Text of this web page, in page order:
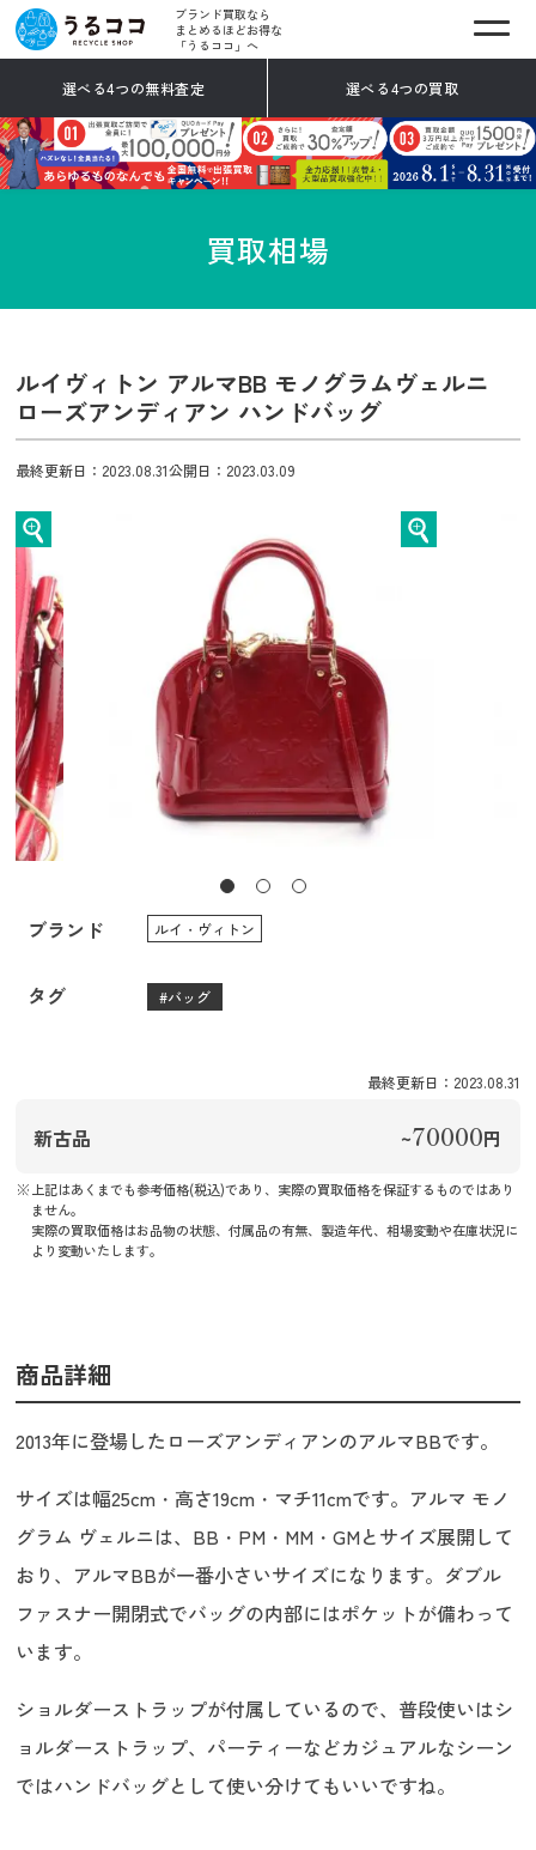
ブランド買取なら
まとめるほどお得な
「うるココ」へ
選べる4つの無料査定 選べる4つの買取
買取相場
ルイヴィトン アルマBB モノグラムヴェルニ
ローズアンディアン ハンドバッグ
最終更新日：2023.08.31公開日：2023.03.09
ブランド ルイ・ヴィトン
タグ バッグ
最終更新日：2023.08.31
新古品 ~70000円
上記はあくまでも参考価格(税込)であり、実際の買取価格を保証するものではあり
ません。
実際の買取価格はお品物の状態、付属品の有無、製造年代、相場変動や在庫状況に
より変動いたします。
商品詳細
2013年に登場したローズアンディアンのアルマBBです。
サイズは幅25cm・高さ19cm・マチ11cmです。アルマ モノ
グラム ヴェルニは、BB・PM・MM・GMとサイズ展開して
おり、アルマBBが一番小さいサイズになります。ダブル
ファスナー開閉式でバッグの内部にはポケットが備わって
います。
ショルダーストラップが付属しているので、普段使いはシ
ョルダーストラップ、パーティーなどカジュアルなシーン
ではハンドバッグとして使い分けてもいいですね。